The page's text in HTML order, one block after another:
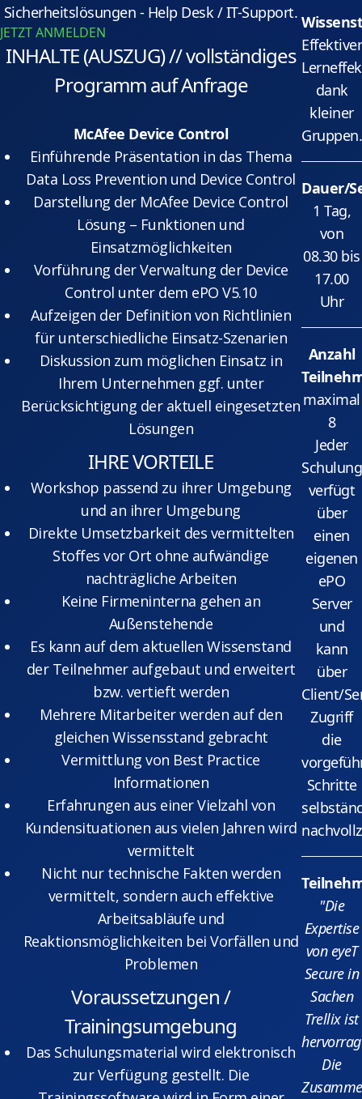
Sicherheitslösungen - Help Desk / IT-Support.
JETZT ANMELDEN
INHALTE (AUSZUG) // vollständiges
Programm auf Anfrage
McAfee Device Control
Einführende Präsentation in das Thema
Data Loss Prevention und Device Control
Darstellung der McAfee Device Control
Lösung – Funktionen und
Einsatzmöglichkeiten
Vorführung der Verwaltung der Device
Control unter dem ePO V5.10
Aufzeigen der Definition von Richtlinien
für unterschiedliche Einsatz-Szenarien
Diskussion zum möglichen Einsatz in
Ihrem Unternehmen ggf. unter
Berücksichtigung der aktuell eingesetzten
Lösungen
IHRE VORTEILE
Workshop passend zu ihrer Umgebung
und an ihrer Umgebung
Direkte Umsetzbarkeit des vermittelten
Stoffes vor Ort ohne aufwändige
nachträgliche Arbeiten
Keine Firmeninterna gehen an
Außenstehende
Es kann auf dem aktuellen Wissenstand
der Teilnehmer aufgebaut und erweitert
bzw. vertieft werden
Mehrere Mitarbeiter werden auf den
gleichen Wissensstand gebracht
Vermittlung von Best Practice
Informationen
Erfahrungen aus einer Vielzahl von
Kundensituationen aus vielen Jahren wird
vermittelt
Nicht nur technische Fakten werden
vermittelt, sondern auch effektive
Arbeitsabläufe und
Reaktionsmöglichkeiten bei Vorfällen und
Problemen
Voraussetzungen /
Trainingsumgebung
Das Schulungsmaterial wird elektronisch
zur Verfügung gestellt. Die
Effektiver
dank
kleiner
Gruppen.
Dauer/
1 Tag,
von
08.30 bis
17.00
Uhr
Anzahl
maximal
8
Jeder
verfügt
über
einen
eigenen
ePO
Server
und
kann
über
Client/
Zugriff
die
Schritte
"Die
Expertise
von eyeT
Secure in
Sachen
Trellix ist
Die